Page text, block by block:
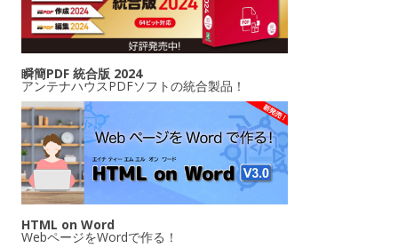
瞬簡PDF 統合版 2024
アンテナハウスPDFソフトの統合製品！
HTML on Word
WebページをWordで作る！